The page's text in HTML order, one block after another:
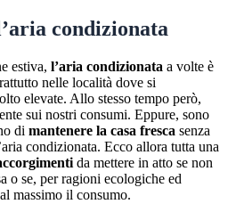
condizionata
estiva, l’aria condizionata a volte è
nelle località dove si
elevate. Allo stesso tempo però,
sui nostri consumi. Eppure, sono
di mantenere la casa fresca senza
condizionata. Ecco allora tutta una
da mettere in atto se non
o se, per ragioni ecologiche ed
massimo il consumo.